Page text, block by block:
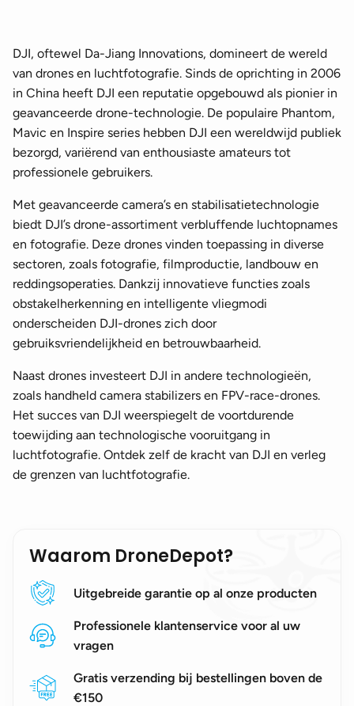
DJI, oftewel Da-Jiang Innovations, domineert de wereld
van drones en luchtfotografie. Sinds de oprichting in 2006
in China heeft DJI een reputatie opgebouwd als pionier in
geavanceerde drone-technologie. De populaire Phantom,
Mavic en Inspire series hebben DJI een wereldwijd publiek
bezorgd, variërend van enthousiaste amateurs tot
professionele gebruikers.
Met geavanceerde camera’s en stabilisatietechnologie
biedt DJI’s drone-assortiment verbluffende luchtopnames
en fotografie. Deze drones vinden toepassing in diverse
sectoren, zoals fotografie, filmproductie, landbouw en
reddingsoperaties. Dankzij innovatieve functies zoals
obstakelherkenning en intelligente vliegmodi
onderscheiden DJI-drones zich door
gebruiksvriendelijkheid en betrouwbaarheid.
Naast drones investeert DJI in andere technologieën,
zoals handheld camera stabilizers en FPV-race-drones.
Het succes van DJI weerspiegelt de voortdurende
toewijding aan technologische vooruitgang in
luchtfotografie. Ontdek zelf de kracht van DJI en verleg
de grenzen van luchtfotografie.
Waarom DroneDepot?
Uitgebreide garantie op al onze producten
Professionele klantenservice voor al uw
vragen
Gratis verzending bij bestellingen boven de
€150